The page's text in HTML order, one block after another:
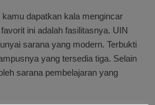
dapatkan kala mengincar
ini adalah fasilitasnya. UIN
sarana yang modern. Terbukti
yang tersedia tiga. Selain
sarana pembelajaran yang